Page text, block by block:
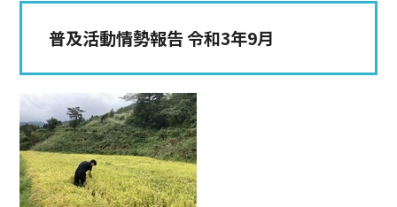
普及活動情勢報告 令和3年9月